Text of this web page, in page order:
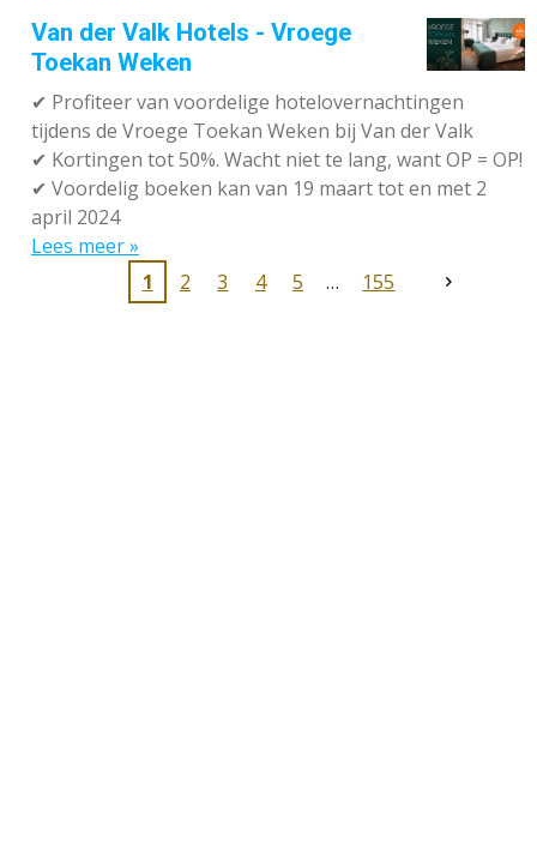
Van der Valk Hotels - Vroege
Toekan Weken
✔ Profiteer van voordelige hotelovernachtingen
tijdens de Vroege Toekan Weken bij Van der Valk
✔ Kortingen tot 50%. Wacht niet te lang, want OP = OP!
✔ Voordelig boeken kan van 19 maart tot en met 2
april 2024
Lees meer »
1
2 3 4 5 155